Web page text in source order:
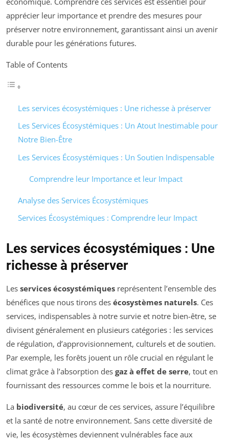
apprécier leur importance et prendre des mesures pour
préserver notre environnement, garantissant ainsi un avenir
durable pour les générations futures.
Table of Contents
Les services écosystémiques : Une richesse à préserver
Les Services Écosystémiques : Un Atout Inestimable pour
Notre Bien-Être
Les Services Écosystémiques : Un Soutien Indispensable
Comprendre leur Importance et leur Impact
Analyse des Services Écosystémiques
Services Écosystémiques : Comprendre leur Impact
Les services écosystémiques : Une
richesse à préserver
Les services écosystémiques représentent l’ensemble des
bénéfices que nous tirons des écosystèmes naturels. Ces
services, indispensables à notre survie et notre bien-être, se
divisent généralement en plusieurs catégories : les services
de régulation, d’approvisionnement, culturels et de soutien.
Par exemple, les forêts jouent un rôle crucial en régulant le
climat grâce à l’absorption des gaz à effet de serre, tout en
fournissant des ressources comme le bois et la nourriture.
La biodiversité, au cœur de ces services, assure l’équilibre
et la santé de notre environnement. Sans cette diversité de
vie, les écosystèmes deviennent vulnérables face aux